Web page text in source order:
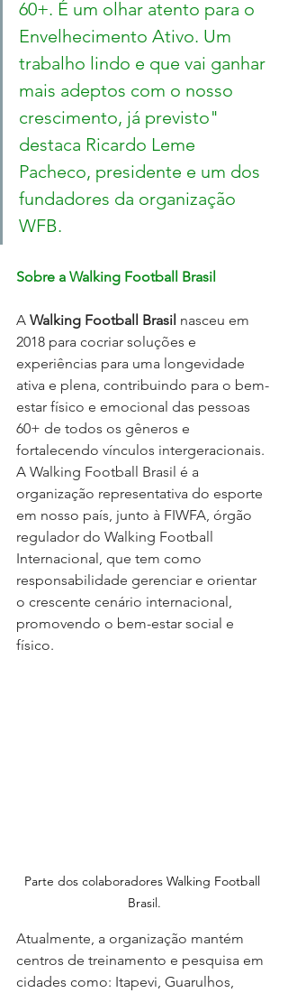
60+. É um olhar atento para o
Envelhecimento Ativo. Um
trabalho lindo e que vai ganhar
mais adeptos com o nosso
crescimento, já previsto"
destaca Ricardo Leme
Pacheco, presidente e um dos
fundadores da organização
WFB.
Sobre a Walking Football Brasil
A Walking Football Brasil nasceu em
2018 para cocriar soluções e
experiências para uma longevidade
ativa e plena, contribuindo para o bem-
estar físico e emocional das pessoas
60+ de todos os gêneros e
fortalecendo vínculos intergeracionais.
A Walking Football Brasil é a
organização representativa do esporte
em nosso país, junto à FIWFA, órgão
regulador do Walking Football
Internacional, que tem como
responsabilidade gerenciar e orientar
o crescente cenário internacional,
promovendo o bem-estar social e
físico.
Parte dos colaboradores Walking Football
Brasil.
Atualmente, a organização mantém
centros de treinamento e pesquisa em
cidades como: Itapevi, Guarulhos,